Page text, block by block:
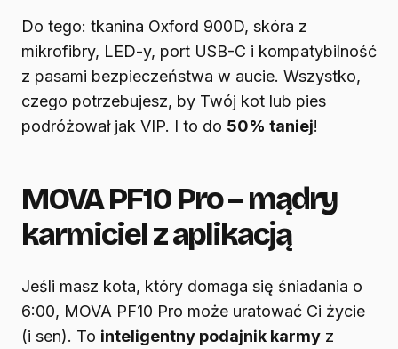
Do tego: tkanina Oxford 900D, skóra z
mikrofibry, LED-y, port USB-C i kompatybilność
z pasami bezpieczeństwa w aucie. Wszystko,
czego potrzebujesz, by Twój kot lub pies
podróżował jak VIP. I to do 50% taniej!
MOVA PF10 Pro – mądry
karmiciel z aplikacją
Jeśli masz kota, który domaga się śniadania o
6:00, MOVA PF10 Pro może uratować Ci życie
(i sen). To inteligentny podajnik karmy z